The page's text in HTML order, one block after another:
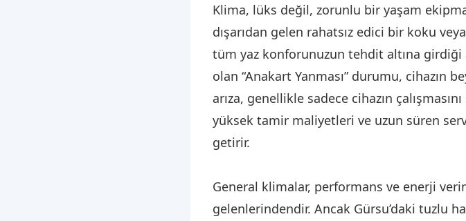
Klima, lüks değil, zorunlu bir yaşam
dışarıdan gelen rahatsız edici bir koku
tüm yaz konforunuzun tehdit altına
olan “Anakart Yanması” durumu, cihazın
arıza, genellikle sadece cihazın
yüksek tamir maliyetleri ve uzun süren
getirir.
General klimalar, performans ve enerji
gelenlerindendir. Ancak Gürsu’daki tuzlu